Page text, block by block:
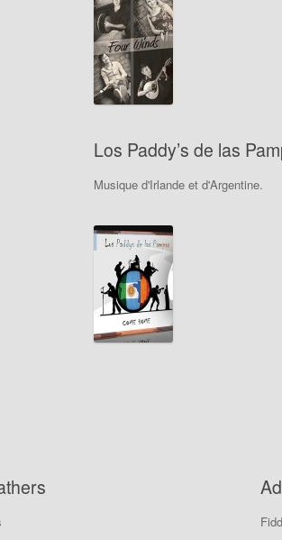
Los Paddy’s de las
Musique d'Irlande et d'Argentine.